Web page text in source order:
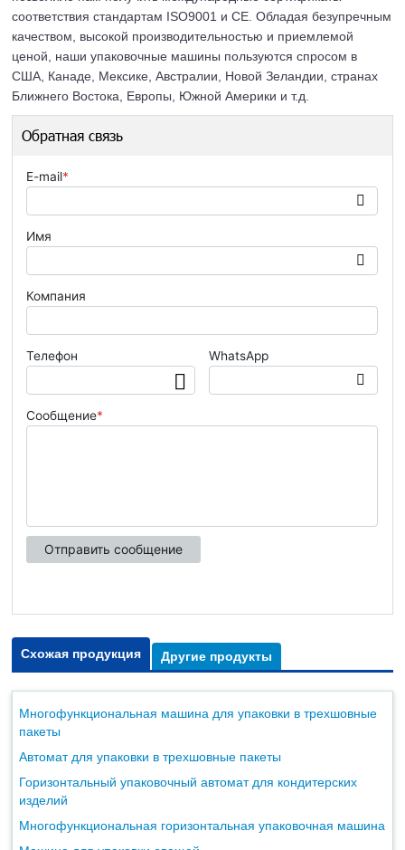
соответствия стандартам ISO9001 и СЕ. Обладая безупречным
качеством, высокой производительностью и приемлемой
ценой, наши упаковочные машины пользуются спросом в
США, Канаде, Мексике, Австралии, Новой Зеландии, странах
Ближнего Востока, Европы, Южной Америки и т.д.
Обратная связь
Схожая продукция Другие продукты
Многофункциональная машина для упаковки в трехшовные
пакеты
Автомат для упаковки в трехшовные пакеты
Горизонтальный упаковочный автомат для кондитерских
изделий
Многофункциональная горизонтальная упаковочная машина